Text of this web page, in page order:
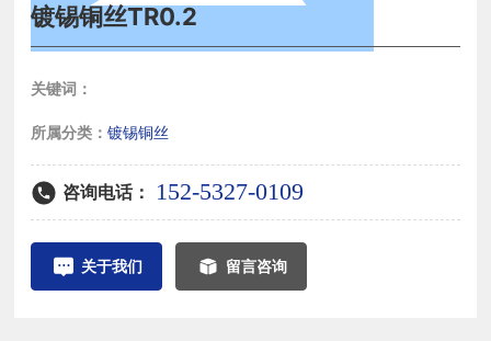
镀锡铜丝TR0.2
关键词：
所属分类：镀锡铜丝
咨询电话： 152-5327-0109
关于我们 留言咨询